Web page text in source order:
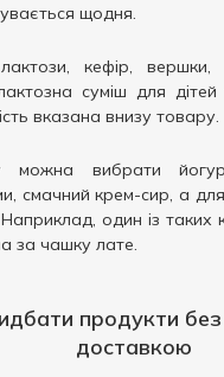
щодня.
кефір,
суміш для
вказана внизу товару.
можна вибрати
смачний крем-сир, а
Наприклад, один із
за чашку лате.
продукти
доставкою